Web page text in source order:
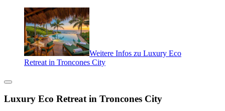
Weitere Infos zu Luxury Eco
Retreat in Troncones City
Luxury Eco Retreat in Troncones City